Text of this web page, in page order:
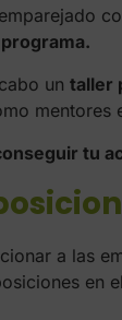
un taller
mentores
tu
a las
en